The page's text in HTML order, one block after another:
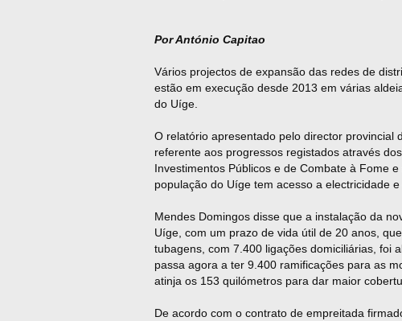
Por António Capitao
Vários projectos de expansão das redes de
estão em execução desde 2013 em várias
do Uíge.
O relatório apresentado pelo director provincial
referente aos progressos registados através
Investimentos Públicos e de Combate à Fome
população do Uíge tem acesso a electricidade
Mendes Domingos disse que a instalação da
Uíge, com um prazo de vida útil de 20 anos,
tubagens, com 7.400 ligações domiciliárias, foi
passa agora a ter 9.400 ramificações para as
atinja os 153 quilómetros para dar maior
De acordo com o contrato de empreitada